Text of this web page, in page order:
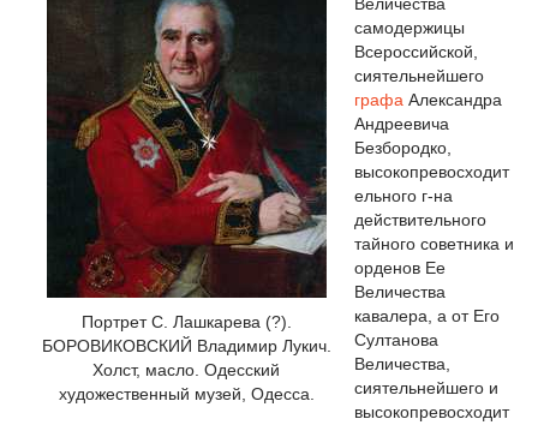
Портрет С. Лашкарева (?).
БОРОВИКОВСКИЙ Владимир Лукич.
Холст, масло. Одесский
художественный музей, Одесса.
самодержицы
Всероссийской,
сиятельнейшего
графа Александра
Андреевича
Безбородко,
высокопревосходит
ельного г-на
действительного
тайного советника и
орденов Ее
Величества
кавалера, а от Его
Султанова
Величества,
сиятельнейшего и
высокопревосходит